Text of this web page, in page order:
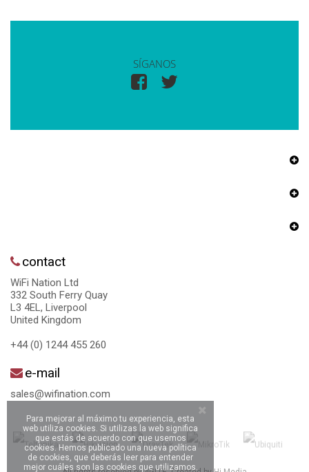
SÍGANOS
contact
WiFi Nation Ltd
332 South Ferry Quay
L3 4EL, Liverpool
United Kingdom
+44 (0) 1244 455 260
e-mail
sales@wifination.com
Para mejorar al máximo tu experiencia, esta
web utiliza cookies. Si utilizas la web significa
que estás de acuerdo con que usemos
cookies. Hemos publicado una nueva política
de cookies, que deberás leer para entender
mejor cuáles son las cookies que utilizamos.